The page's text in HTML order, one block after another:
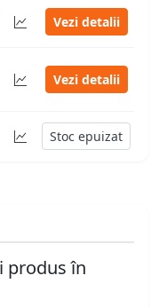
Vezi detalii
Vezi detalii
Stoc epuizat
produs în